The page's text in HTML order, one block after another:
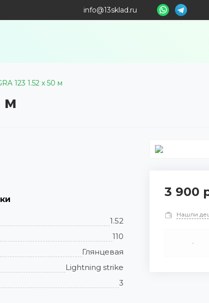
info@13sklad.ru
123 1.52 x 50 м
м
1.52
110
Глянцевая
Lightning strike
3
3 900
Нашли
-